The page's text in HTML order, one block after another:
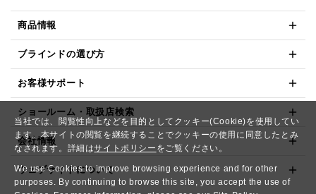
当社では、閲覧性向上などを目的としてクッキー(Cookie)を使用してい
ます。本サイトの閲覧を継続することでクッキーの使用に同意したとみ
なされます。詳細はサイトポリシー をご覧ください。
We use Cookies to improve browsing experience and for other
purposes. By continuing to browse this site, you accept the use of
商品情報
ブラインドの選び方
お客様サポート
ショールーム・取扱店検索
会社情報
ウェブサイトについて